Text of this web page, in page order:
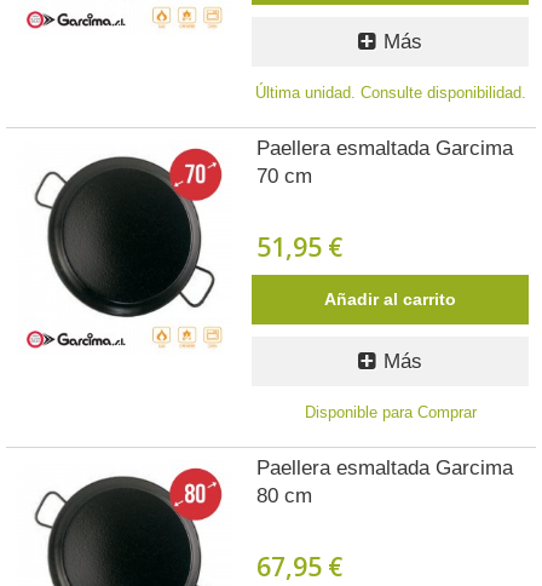
Más
Última unidad. Consulte disponibilidad.
Paellera esmaltada Garcima
70 cm
51,95 €
Añadir al carrito
Más
Disponible para Comprar
Paellera esmaltada Garcima
80 cm
67,95 €